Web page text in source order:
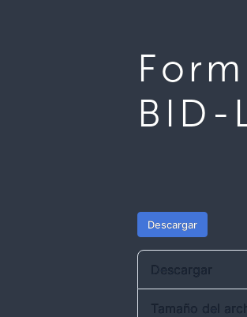
BID-
Descargar
Descargar
Tamaño del